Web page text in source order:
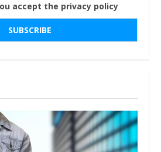
accept the privacy policy